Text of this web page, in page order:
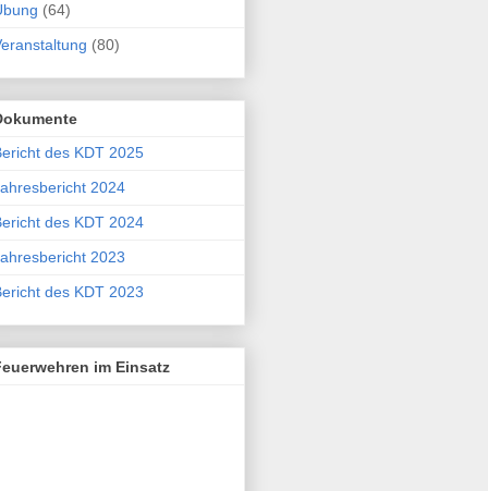
(64)
(80)
des KDT 2025
2024
des KDT 2024
2023
des KDT 2023
im Einsatz